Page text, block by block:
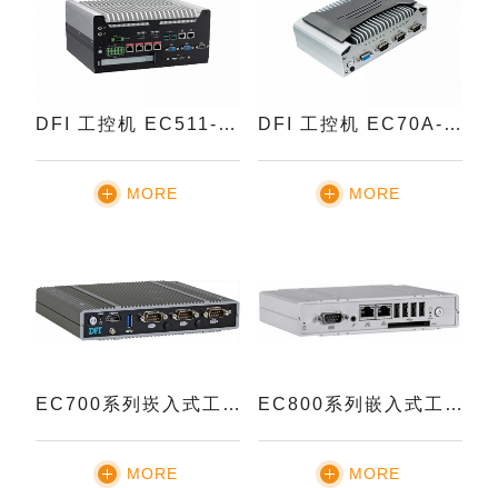
DFI 工控机 EC511-CS
MORE
DFI 工控机 EC70A-TGU
MORE
EC700系列崁入式工业电脑
MORE
EC800系列嵌入式工业电脑
MORE